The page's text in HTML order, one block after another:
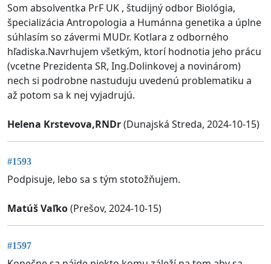
Som absolventka PrF UK , študijný odbor Biológia,
špecializácia Antropologia a Humánna genetika a úplne
súhlasím so závermi MUDr. Kotlara z odborného
hľadiska.Navrhujem všetkým, ktorí hodnotia jeho prácu
(vcetne Prezidenta SR, Ing.Dolinkovej a novinárom)
nech si podrobne nastuduju uvedenú problematiku a
až potom sa k nej vyjadrujú.
Helena Krstevova,RNDr(Dunajská Streda, 2024-10-15)
#1593
Podpisuje, lebo sa s tým stotožňujem.
Matúš Vaľko(Prešov, 2024-10-15)
#1597